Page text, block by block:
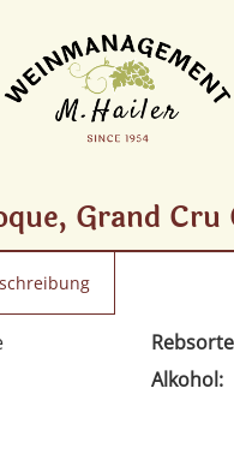
Grand
Alkohol: